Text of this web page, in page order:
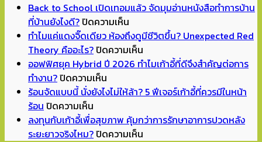
Back to School เปิดเทอมแล้ว จัดมุมอ่านหนังสือทำการบ้าน
ที่บ้านยังไงดี?ปิดความเห็น
Back
to
School
เทอม
จัด
มุม
ทำไมแค่แดงจิ๊ดเดียว ห้องถึงดูมีชีวิตขึ้น? Unexpected Red
Theory คืออะไร?ปิดความเห็น
ทำไม
แดง
เดียว
ออฟฟิศยุค Hybrid ปี 2026 ทำไมเก้าอี้ที่ดีจึงสำคัญต่อการ
ทำงาน?ปิดความเห็น
ออฟฟิศ
Hybrid
ปี
ร้อนจัดแบบนี้ นั่งยังไงไม่ให้ล้า? 5 ฟีเจอร์เก้าอี้ที่ควรมีในหน้า
ร้อน ปิดความเห็น
ร้อน
จัด
ลงทุนกับเก้าอี้เพื่อสุขภาพ คุ้มกว่าการรักษาอาการปวดหลัง
ระยะยาวจริงไหม?ปิดความเห็น